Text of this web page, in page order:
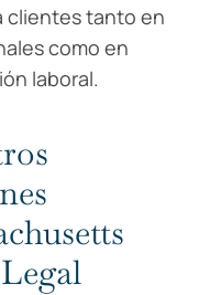
clientes tanto en
como en
laboral.